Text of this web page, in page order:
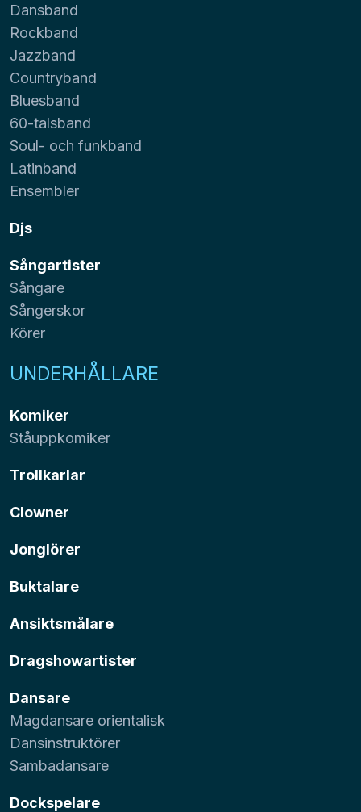
Dansband
Rockband
Jazzband
Countryband
Bluesband
60-talsband
Soul- och funkband
Latinband
Ensembler
Djs
Sångartister
Sångare
Sångerskor
Körer
UNDERHÅLLARE
Komiker
Ståuppkomiker
Trollkarlar
Clowner
Jonglörer
Buktalare
Ansiktsmålare
Dragshowartister
Dansare
Magdansare orientalisk
Dansinstruktörer
Sambadansare
Dockspelare